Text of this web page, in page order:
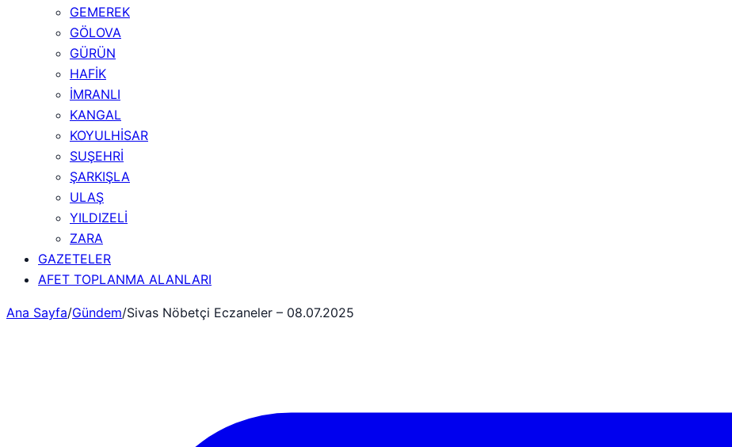
GEMEREK
GÖLOVA
GÜRÜN
HAFİK
İMRANLI
KANGAL
KOYULHİSAR
SUŞEHRİ
ŞARKIŞLA
ULAŞ
YILDIZELİ
ZARA
GAZETELER
AFET TOPLANMA ALANLARI
Ana Sayfa/Gündem/Sivas Nöbetçi Eczaneler – 08.07.2025